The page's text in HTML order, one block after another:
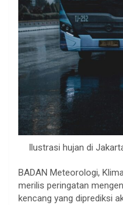
Ilustrasi hujan di
BADAN Meteorologi,
merilis peringatan
kencang yang diprediksi